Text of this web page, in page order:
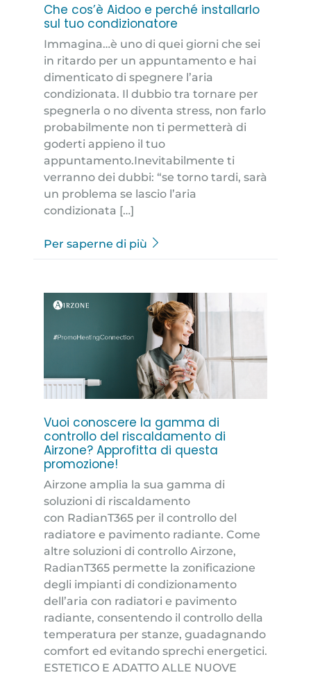
Che cos’è Aidoo e perché installarlo
sul tuo condizionatore
Immagina…è uno di quei giorni che sei
in ritardo per un appuntamento e hai
dimenticato di spegnere l’aria
condizionata. Il dubbio tra tornare per
spegnerla o no diventa stress, non farlo
probabilmente non ti permetterà di
goderti appieno il tuo
appuntamento.Inevitabilmente ti
verranno dei dubbi: “se torno tardi, sarà
un problema se lascio l’aria
condizionata […]
Per saperne di più
Vuoi conoscere la gamma di
controllo del riscaldamento di
Airzone? Approfitta di questa
promozione!
Airzone amplia la sua gamma di
soluzioni di riscaldamento
con RadianT365 per il controllo del
radiatore e pavimento radiante. Come
altre soluzioni di controllo Airzone,
RadianT365 permette la zonificazione
degli impianti di condizionamento
dell’aria con radiatori e pavimento
radiante, consentendo il controllo della
temperatura per stanze, guadagnando
comfort ed evitando sprechi energetici.
ESTETICO E ADATTO ALLE NUOVE